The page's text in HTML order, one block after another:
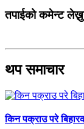
तपाईको कमेन्ट
थप समाचार
किन पक्राउ परे